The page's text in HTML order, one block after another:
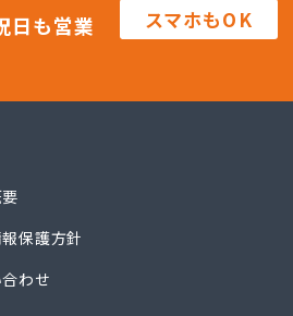
式会社JAエルサポート 県東支店
式会社JAエルサポート 日光営業所
式会社MIKANE
式会社TOKAI 宇都宮支店
式会社TOKAI 那須支店
日も営業
スマホもOK
保護方針
わせ